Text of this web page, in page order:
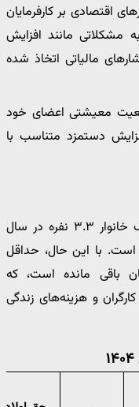
اقتصادی بر کارفرمایان
مشکلاتی مانند افزایش
مالیاتی اتخاذ شده
وضعیت معیشتی اعضای خود
دستمزد متناسب با
طبق گزارش کمیته مزد، سبد معیشت یک خانوار ۳.۳ نفره در سال
شده است. با این حال، حداقل
۱۰ میلیون تومان باقی مانده است، که
و هزینه‌های زندگی